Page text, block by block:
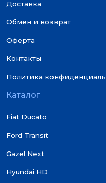
Доставка
Обмен и возврат
Оферта
Контакты
Политика
Каталог
Fiat Ducato
Ford Transit
Gazel Next
Hyundai HD